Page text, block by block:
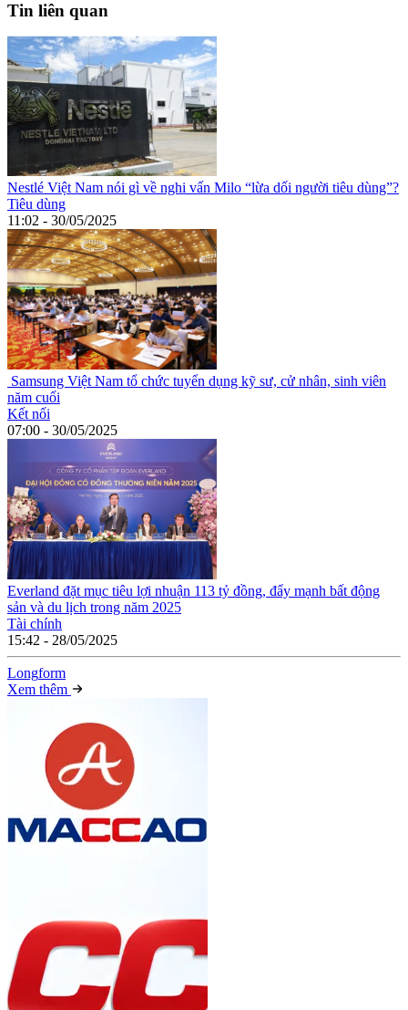
Tin liên quan
Nestlé Việt Nam nói gì về nghi vấn Milo “lừa dối người tiêu dùng”?
Tiêu dùng
11:02 - 30/05/2025
Samsung Việt Nam tổ chức tuyển dụng kỹ sư, cử nhân, sinh viên
năm cuối
Kết nối
07:00 - 30/05/2025
Everland đặt mục tiêu lợi nhuận 113 tỷ đồng, đẩy mạnh bất động
sản và du lịch trong năm 2025
Tài chính
15:42 - 28/05/2025
Longform
Xem thêm